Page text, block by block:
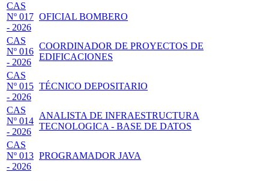
CAS
Nº 017
- 2026
OFICIAL BOMBERO
CAS
Nº 016
- 2026
COORDINADOR DE PROYECTOS DE
EDIFICACIONES
CAS
Nº 015
- 2026
TÉCNICO DEPOSITARIO
CAS
Nº 014
- 2026
ANALISTA DE INFRAESTRUCTURA
TECNOLOGICA - BASE DE DATOS
CAS
Nº 013
- 2026
PROGRAMADOR JAVA